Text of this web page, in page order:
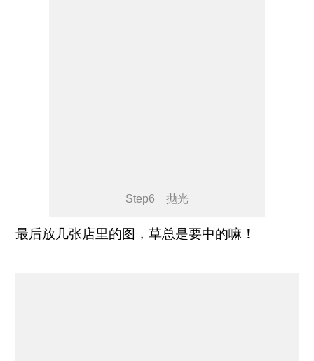
Step6 抛光
最后放几张店里的图，草总是要中的嘛！